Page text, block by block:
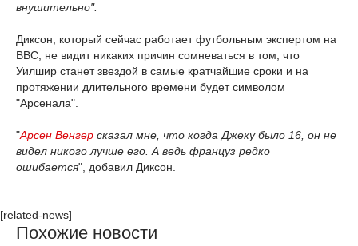
внушительно".
Диксон, который сейчас работает футбольным экспертом на
BBC, не видит никаких причин сомневаться в том, что
Уилшир станет звездой в самые кратчайшие сроки и на
протяжении длительного времени будет символом
"Арсенала".
"Арсен Венгер сказал мне, что когда Джеку было 16, он не
видел никого лучше его. А ведь француз редко
ошибается", добавил Диксон.
[related-news]
Похожие новости